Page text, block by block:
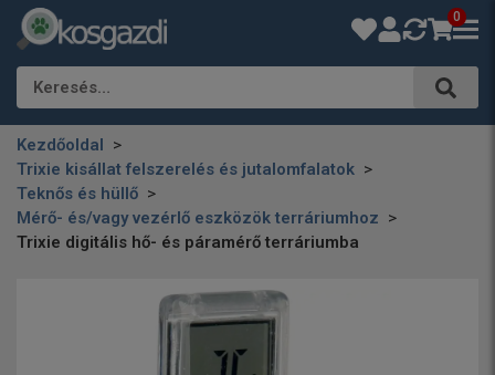
0
Keresés…
Kezdőoldal
Trixie kisállat felszerelés és jutalomfalatok
Teknős és hüllő
Mérő- és/vagy vezérlő eszközök terráriumhoz
Trixie digitális hő- és páramérő terráriumba